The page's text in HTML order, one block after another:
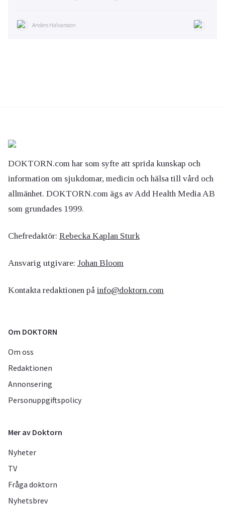
Anders Halvarsson
DOKTORN.com har som syfte att sprida kunskap och
information om sjukdomar, medicin och hälsa till vård och
allmänhet. DOKTORN.com ägs av Add Health Media AB
som grundades 1999.
Chefredaktör: Rebecka Kaplan Sturk
Ansvarig utgivare: Johan Bloom
Kontakta redaktionen på info@doktorn.com
Om DOKTORN
Om oss
Redaktionen
Annonsering
Personuppgiftspolicy
Mer av Doktorn
Nyheter
TV
Fråga doktorn
Nyhetsbrev